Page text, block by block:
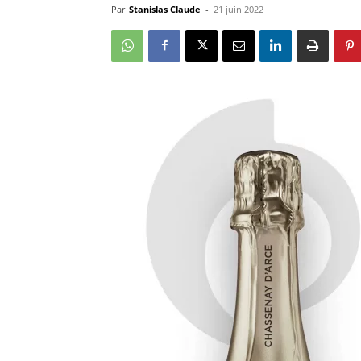
Par Stanislas Claude - 21 juin 2022